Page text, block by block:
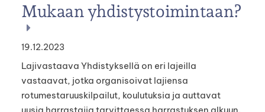
Mukaan yhdistystoimintaan?
19.12.2023
Lajivastaava Yhdistyksellä on eri lajeilla
vastaavat, jotka organisoivat lajiensa
rotumestaruuskilpailut, koulutuksia ja auttavat